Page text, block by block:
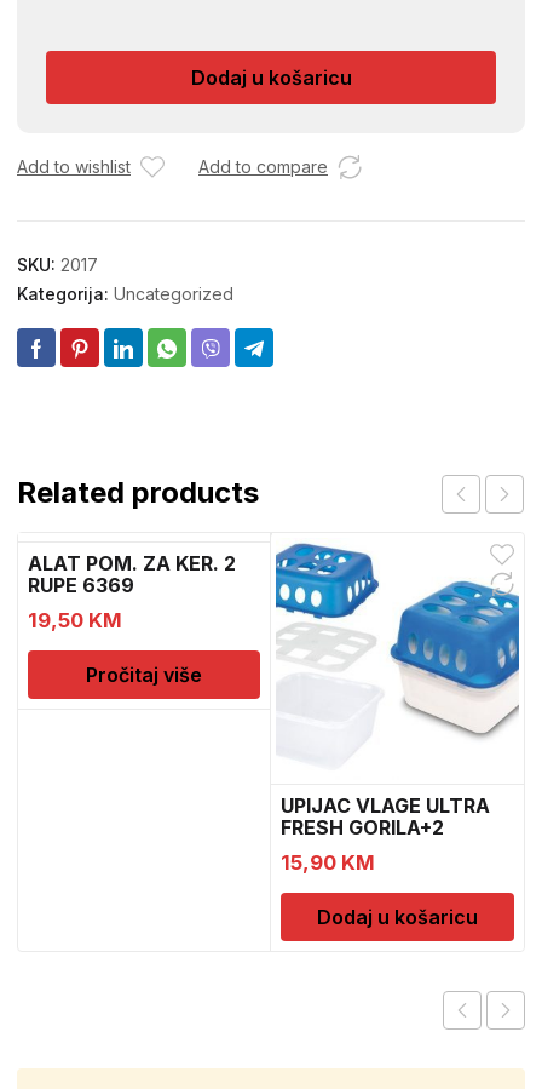
61
Dodaj u košaricu
Add to wishlist Add to compare
SKU: 2017
Kategorija: Uncategorized
Related products
ALAT POM. ZA KER. 2
RUPE 6369
19,50 KM
Pročitaj više
UPIJAC VLAGE ULTRA
FRESH GORILA+2
DOPUNE
15,90 KM
Dodaj u košaricu